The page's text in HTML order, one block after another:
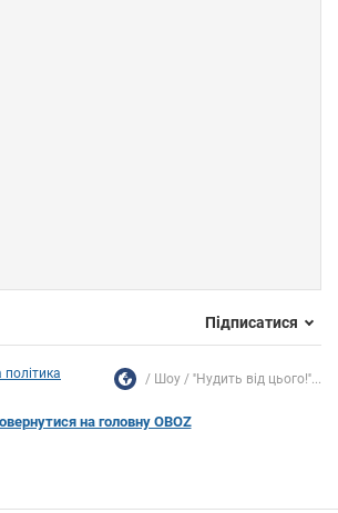
Підписатися
політика Шоу ''Нудить від цього!''...
на головну OBOZ